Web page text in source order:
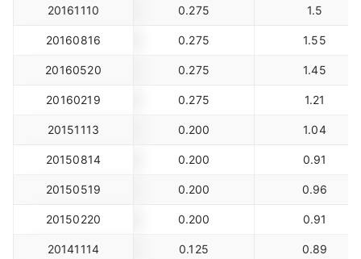
20161110 0.275 1.5
20160816 0.275 1.55
20160520 0.275 1.45
20160219 0.275 1.21
20151113 0.200 1.04
20150814 0.200 0.91
20150519 0.200 0.96
20150220 0.200 0.91
20141114 0.125 0.89